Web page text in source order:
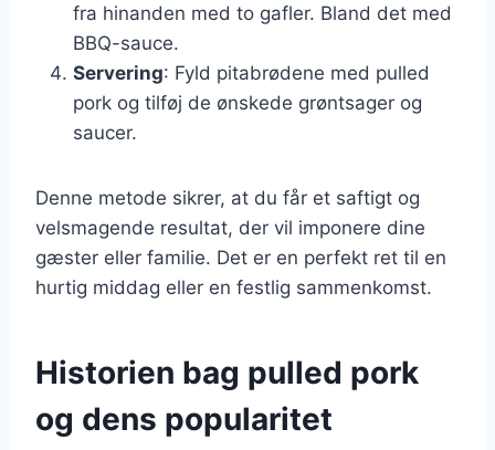
fra hinanden med to gafler. Bland det med
BBQ-sauce.
Servering: Fyld pitabrødene med pulled
pork og tilføj de ønskede grøntsager og
saucer.
Denne metode sikrer, at du får et saftigt og
velsmagende resultat, der vil imponere dine
gæster eller familie. Det er en perfekt ret til en
hurtig middag eller en festlig sammenkomst.
Historien bag pulled pork
og dens popularitet